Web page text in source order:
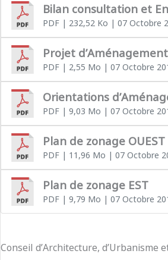
Bilan consultation et
PDF| 232,52 Ko | 07 Octobre
Projet
PDF| 2,55 Mo | 07 Octobre
Orientations
PDF| 9,03 Mo | 07 Octobre
Plan de zonage OUEST
PDF| 11,96 Mo | 07 Octobre
Plan de zonage EST
PDF| 9,79 Mo | 07 Octobre
Conseil d’Architecture, d’Urbanisme